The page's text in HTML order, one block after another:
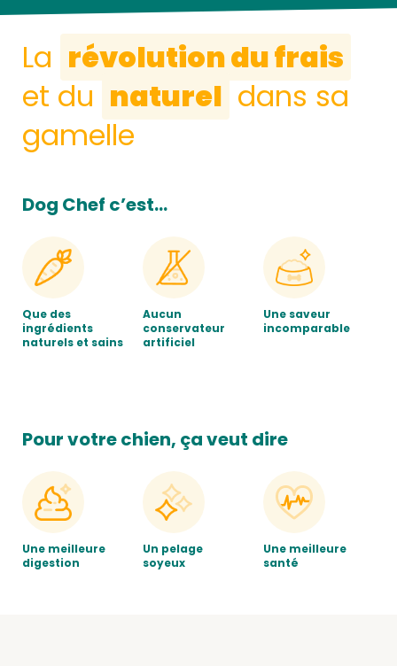
La révolution du frais
et du naturel dans sa
gamelle
Dog Chef c’est…
Que des
ingrédients
naturels et sains
Aucun
conservateur
artificiel
Une saveur
incomparable
Pour votre chien, ça veut dire
Une meilleure
digestion
Un pelage
soyeux
Une meilleure
santé